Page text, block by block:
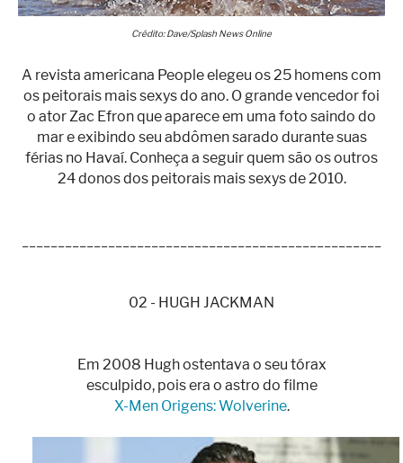
Concursos
Praia
Contato
Crédito: Dave/Splash News Online
A revista americana People elegeu os 25 homens com
os peitorais mais sexys do ano. O grande vencedor foi
o ator Zac Efron que aparece em uma foto saindo do
mar e exibindo seu abdômen sarado durante suas
férias no Havaí. Conheça a seguir quem são os outros
24 donos dos peitorais mais sexys de 2010.
02 - HUGH JACKMAN
Em 2008 Hugh ostentava o seu tórax
esculpido, pois era o astro do filme
X-Men Origens: Wolverine.